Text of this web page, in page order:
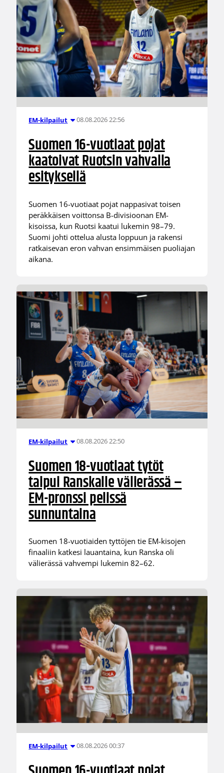
EM-kilpailut 08.08.2026 22:56
Suomen 16-vuotiaat pojat
kaatoivat Ruotsin vahvalla
esityksellä
Suomen 16-vuotiaat pojat nappasivat toisen
peräkkäisen voittonsa B-divisioonan EM-
kisoissa, kun Ruotsi kaatui lukemin 98–79.
Suomi johti ottelua alusta loppuun ja rakensi
ratkaisevan eron vahvan ensimmäisen puoliajan
aikana.
EM-kilpailut 08.08.2026 22:50
Suomen 18-vuotiaat tytöt
taipui Ranskalle välierässä –
EM-pronssi pelissä
sunnuntaina
Suomen 18-vuotiaiden tyttöjen tie EM-kisojen
finaaliin katkesi lauantaina, kun Ranska oli
välierässä vahvempi lukemin 82–62.
EM-kilpailut 08.08.2026 00:37